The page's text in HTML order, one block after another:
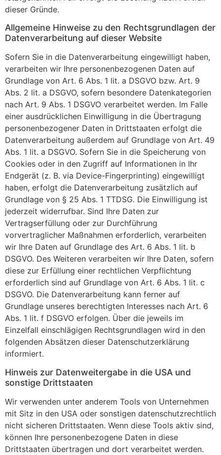
dieser Gründe.
Allgemeine Hinweise zu den Rechtsgrundlagen der
Datenverarbeitung auf dieser Website
Sofern Sie in die Datenverarbeitung eingewilligt haben,
verarbeiten wir Ihre personenbezogenen Daten auf
Grundlage von Art. 6 Abs. 1 lit. a DSGVO bzw. Art. 9
Abs. 2 lit. a DSGVO, sofern besondere Datenkategorien
nach Art. 9 Abs. 1 DSGVO verarbeitet werden. Im Falle
einer ausdrücklichen Einwilligung in die Übertragung
personenbezogener Daten in Drittstaaten erfolgt die
Datenverarbeitung außerdem auf Grundlage von Art. 49
Abs. 1 lit. a DSGVO. Sofern Sie in die Speicherung von
Cookies oder in den Zugriff auf Informationen in Ihr
Endgerät (z. B. via Device-Fingerprinting) eingewilligt
haben, erfolgt die Datenverarbeitung zusätzlich auf
Grundlage von § 25 Abs. 1 TTDSG. Die Einwilligung ist
jederzeit widerrufbar. Sind Ihre Daten zur
Vertragserfüllung oder zur Durchführung
vorvertraglicher Maßnahmen erforderlich, verarbeiten
wir Ihre Daten auf Grundlage des Art. 6 Abs. 1 lit. b
DSGVO. Des Weiteren verarbeiten wir Ihre Daten, sofern
diese zur Erfüllung einer rechtlichen Verpflichtung
erforderlich sind auf Grundlage von Art. 6 Abs. 1 lit. c
DSGVO. Die Datenverarbeitung kann ferner auf
Grundlage unseres berechtigten Interesses nach Art. 6
Abs. 1 lit. f DSGVO erfolgen. Über die jeweils im
Einzelfall einschlägigen Rechtsgrundlagen wird in den
folgenden Absätzen dieser Datenschutzerklärung
informiert.
Hinweis zur Datenweitergabe in die USA und
sonstige Drittstaaten
Wir verwenden unter anderem Tools von Unternehmen
mit Sitz in den USA oder sonstigen datenschutzrechtlich
nicht sicheren Drittstaaten. Wenn diese Tools aktiv sind,
können Ihre personenbezogene Daten in diese
Drittstaaten übertragen und dort verarbeitet werden.